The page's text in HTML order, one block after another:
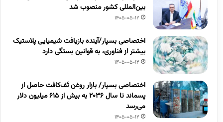
بین‌المللی کشور منصوب شد
1405-05-12
اختصاصی بسپار/آینده بازیافت شیمیایی پلاستیک
بیشتر از فناوری، به قوانین بستگی دارد
1405-05-12
اختصاصی بسپار/ بازار روغن تَف‌کافت حاصل از
پسماند تا سال ۲۰۳۶ به بیش از ۶۱۵ میلیون دلار
می‌رسد
1405-05-12